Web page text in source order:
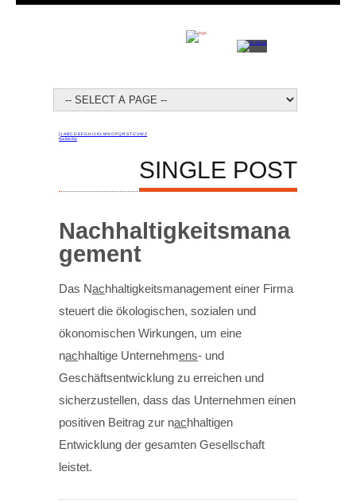
[1 ABCDEFGHI JKL MNOPQRSTÜVWZ
NaNeNo
SINGLE POST
Nachhaltigkeitsmana
gement
Das Nachhaltigkeitsmanagement einer Firma
steuert die ökologischen, sozialen und
ökonomischen Wirkungen, um eine
nachhaltige Unternehmens- und
Geschäftsentwicklung zu erreichen und
sicherzustellen, dass das Unternehmen einen
positiven Beitrag zur nachhaltigen
Entwicklung der gesamten Gesellschaft
leistet.